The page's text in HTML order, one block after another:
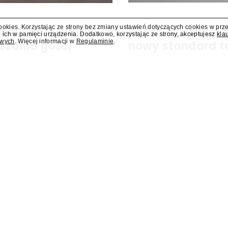
programów
gości
AI Act
Korzystając ze strony bez zmiany ustawień dotyczących cookies w
w pamięci urządzenia. Dodatkowo, korzystając ze strony, akceptujesz
. Więcej informacji w Regulaminie.